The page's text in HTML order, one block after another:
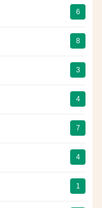
6
8
3
4
7
4
1